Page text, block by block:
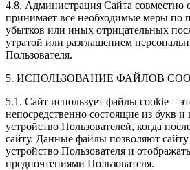
4.8. Администрация Сайта совместно
принимает все необходимые меры по
убытков или иных отрицательных
утратой или разглашением
Пользователя.
5. ИСПОЛЬЗОВАНИЕ ФАЙЛОВ
5.1. Сайт использует файлы cookie –
непосредственно состоящие из букв
устройство Пользователей, когда
сайту. Данные файлы позволяют сайту
устройство Пользователя и
предпочтениями Пользователя.